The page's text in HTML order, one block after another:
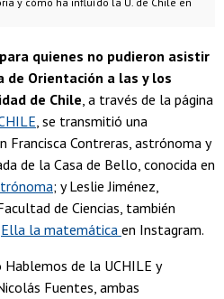
quienes no pudieron asistir
de Orientación a las y los
de Chile, a través de la página
, se transmitió una
Francisca Contreras, astrónoma y
de la Casa de Bello, conocida en
; y Leslie Jiménez,
de Ciencias, también
Ella la matemática en Instagram.
de la UCHILE y
Fuentes, ambas